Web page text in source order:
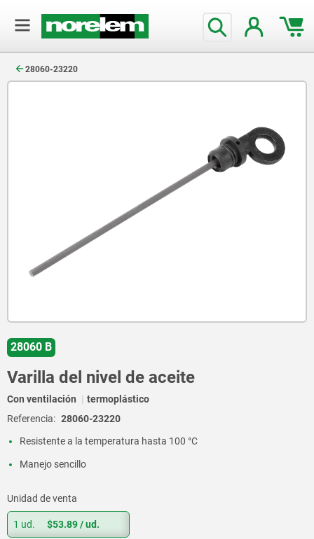
28060-23220
28060 B
Varilla del nivel de aceite
Con ventilación
termoplástico
Referencia: 28060-23220
Resistente a la temperatura hasta 100 °C
Manejo sencillo
Unidad de venta
1 ud. $53.89/ ud.